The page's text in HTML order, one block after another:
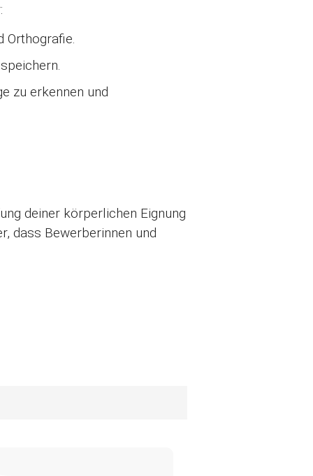
Orthografie.
zu erkennen und
deiner körperlichen Eignung
dass Bewerberinnen und